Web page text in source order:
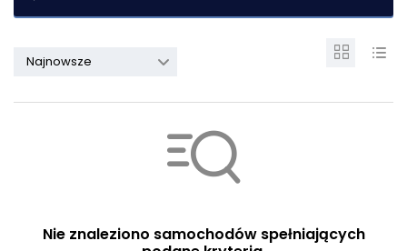
Najnowsze
Nie znaleziono samochodów spełniających